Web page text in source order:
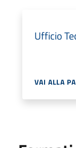
Ufficio
VAI ALLA